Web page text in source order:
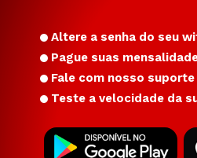
Altere a senha do seu
Pague suas
Fale com nosso
Teste a velocidade da